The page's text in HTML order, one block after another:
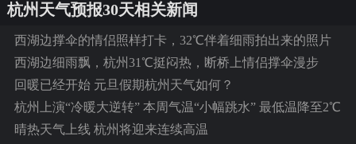
杭州天气预报30天相关新闻
西湖边撑伞的情侣照样打卡，32℃伴着细雨拍出来的照片
雾蒙蒙有点味道
西湖边细雨飘，杭州31℃挺闷热，断桥上情侣撑伞漫步
回暖已经开始 元旦假期杭州天气如何？
杭州上演“冷暖大逆转” 本周气温“小幅跳水” 最低温降至2℃
晴热天气上线 杭州将迎来连续高温